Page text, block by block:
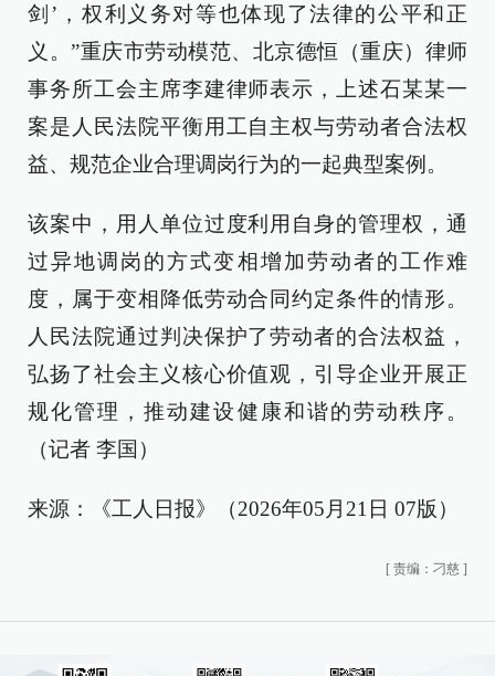
剑’，权利义务对等也体现了法律的公平和正
义。”重庆市劳动模范、北京德恒（重庆）律师
事务所工会主席李建律师表示，上述石某某一
案是人民法院平衡用工自主权与劳动者合法权
益、规范企业合理调岗行为的一起典型案例。
该案中，用人单位过度利用自身的管理权，通
过异地调岗的方式变相增加劳动者的工作难
度，属于变相降低劳动合同约定条件的情形。
人民法院通过判决保护了劳动者的合法权益，
弘扬了社会主义核心价值观，引导企业开展正
规化管理，推动建设健康和谐的劳动秩序。
（记者 李国）
来源：《工人日报》（2026年05月21日 07版）
[ 责编：刁慈 ]